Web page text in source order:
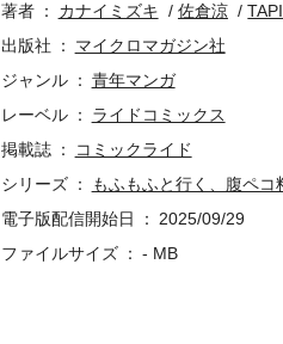
著者
カナイミズキ 佐倉涼
出版社
マイクロマガジン社
ジャンル
青年マンガ
レーベル
ライドコミックス
掲載誌
コミックライド
シリーズ
もふもふと行く、腹ペ
電子版配信開始日
2025/09/29
ファイルサイズ
- MB